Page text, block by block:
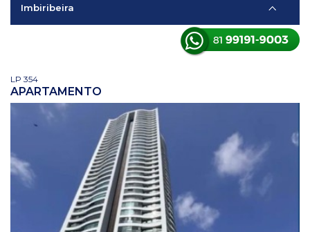
Imbiribeira
LP 354
APARTAMENTO